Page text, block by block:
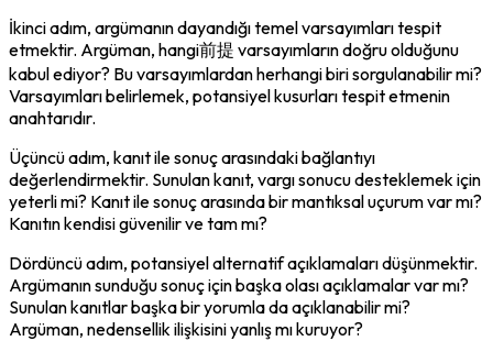
İkinci adım, argümanın dayandığı temel varsayımları tespit
etmektir. Argüman, hangi前提 varsayımların doğru olduğunu
kabul ediyor? Bu varsayımlardan herhangi biri sorgulanabilir mi?
Varsayımları belirlemek, potansiyel kusurları tespit etmenin
anahtarıdır.
Üçüncü adım, kanıt ile sonuç arasındaki bağlantıyı
değerlendirmektir. Sunulan kanıt, vargı sonucu desteklemek için
yeterli mi? Kanıt ile sonuç arasında bir mantıksal uçurum var mı?
Kanıtın kendisi güvenilir ve tam mı?
Dördüncü adım, potansiyel alternatif açıklamaları düşünmektir.
Argümanın sunduğu sonuç için başka olası açıklamalar var mı?
Sunulan kanıtlar başka bir yorumla da açıklanabilir mi?
Argüman, nedensellik ilişkisini yanlış mı kuruyor?